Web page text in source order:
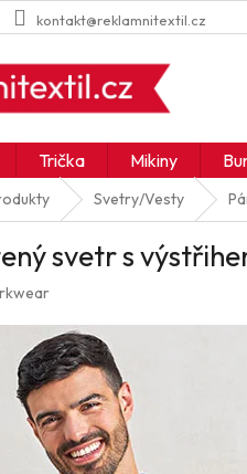
kontakt@reklamnitextil.cz
Trička Mikiny
Svetry/Vesty
svetr s